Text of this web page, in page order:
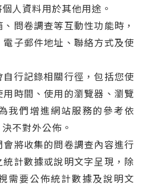
人資料用於其他用途。
問卷調查等互動性功能時，
子郵件地址、聯絡方式及使
行記錄相關行徑，包括您使
時間、使用的瀏覽器、瀏覽
我們增進網站服務的參考依
不對外公佈。
將收集的問卷調查內容進行
計數據或說明文字呈現，除
需要公佈統計數據及說明文